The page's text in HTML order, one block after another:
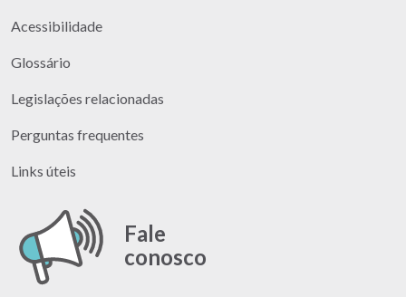
Acessibilidade
Glossário
Legislações relacionadas
Perguntas frequentes
Links úteis
Fale
conosco